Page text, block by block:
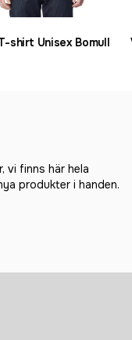
shirt Unisex Bomull
vi finns här hela
produkter i handen.